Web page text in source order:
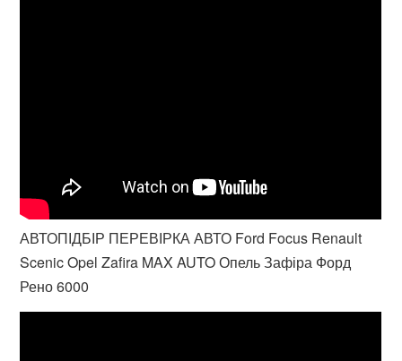
АВТОПІДБІР ПЕРЕВІРКА АВТО Ford Focus Renault
Scenic Opel Zafira MAX AUTO Опель Зафіра Форд
Рено 6000